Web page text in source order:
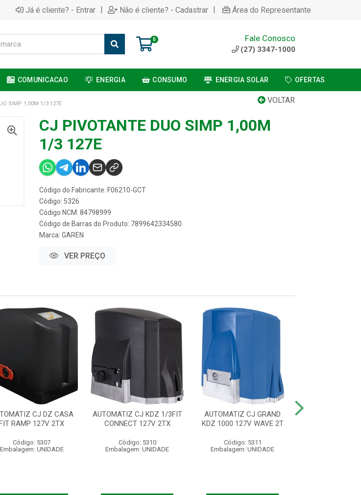
Já é cliente? - Entrar | Não é cliente? - Cadastrar | Área do Representante
0 Fale Conosco
(27) 3347-1000
COMUNICACAO ENERGIA CONSUMO ENERGIA SOLAR OFERTAS
VOLTAR
SIMP 1,00M 1/3 127E
CJ PIVOTANTE DUO SIMP 1,00M
1/3 127E
Código do Fabricante: F06210-GCT
Código: 5326
Código NCM: 84798999
Código de Barras do Produto: 7899642334580
Marca: GAREN
VER PREÇO
CJ DZ CASA
RAMP 127V 2TX
Código: 5307
Embalagem: UNIDADE
AUTOMATIZ CJ KDZ 1/3FIT
CONNECT 127V 2TX
Código: 5310
Embalagem: UNIDADE
AUTOMATIZ CJ GRAND
KDZ 1000 127V WAVE 2T
Código: 5311
Embalagem: UNIDADE